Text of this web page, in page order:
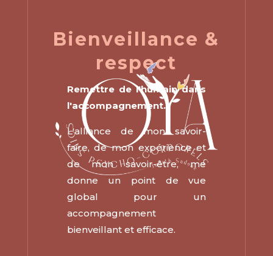
Bienveillance &
respect
Remettre de l'humain dans
l'accompagnement.
L'alliance de mon savoir-
faire, de mon expérience et
de mon savoir-être, me
donne un point de vue
global pour un
accompagnement
bienveillant et efficace.